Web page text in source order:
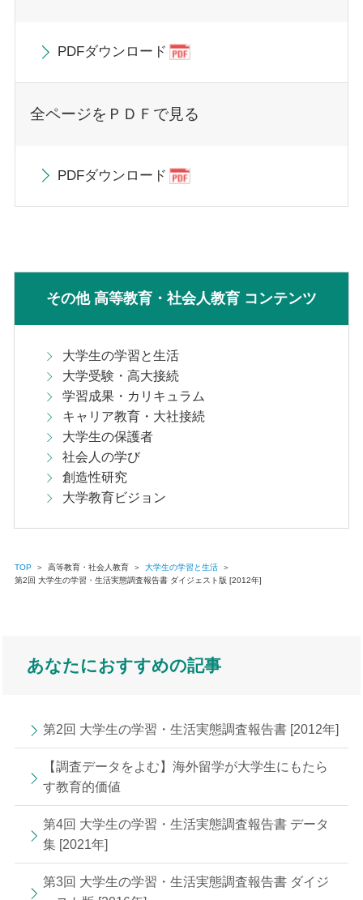
PDFダウンロード
全ページをＰＤＦで見る
PDFダウンロード
その他 高等教育・社会人教育 コンテンツ
大学生の学習と生活
大学受験・高大接続
学習成果・カリキュラム
キャリア教育・大社接続
大学生の保護者
社会人の学び
創造性研究
大学教育ビジョン
TOP ＞ 高等教育・社会人教育 ＞ 大学生の学習と生活
＞
第2回 大学生の学習・生活実態調査報告書 ダイジェスト版 [2012年]
あなたにおすすめの記事
第2回 大学生の学習・生活実態調査報告書 [2012年]
【調査データをよむ】海外留学が大学生にもたら
す教育的価値
第4回 大学生の学習・生活実態調査報告書 データ
集 [2021年]
第3回 大学生の学習・生活実態調査報告書 ダイジ